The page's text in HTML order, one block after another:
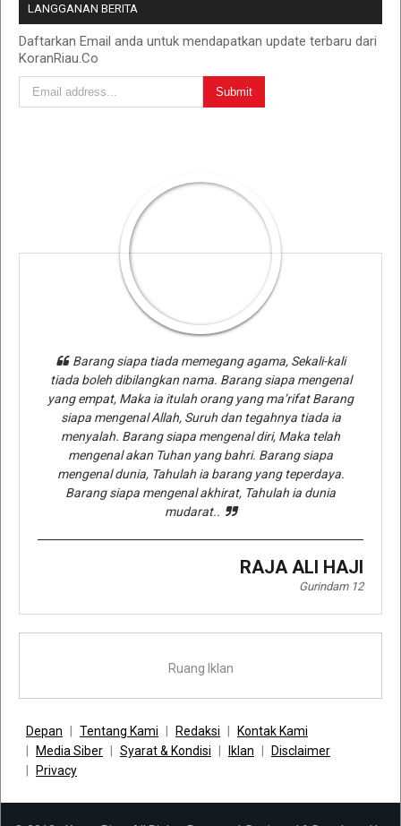
LANGGANAN BERITA
Daftarkan Email anda untuk mendapatkan update terbaru dari
KoranRiau.Co
Barang siapa tiada memegang agama, Sekali-kali
tiada boleh dibilangkan nama. Barang siapa mengenal
yang empat, Maka ia itulah orang yang ma’rifat Barang
siapa mengenal Allah, Suruh dan tegahnya tiada ia
menyalah. Barang siapa mengenal diri, Maka telah
mengenal akan Tuhan yang bahri. Barang siapa
mengenal dunia, Tahulah ia barang yang teperdaya.
Barang siapa mengenal akhirat, Tahulah ia dunia
mudarat..
RAJA ALI HAJI
Gurindam 12
Ruang Iklan
Depan Tentang Kami Redaksi
Kontak Kami
Media Siber
Syarat & Kondisi Iklan
Disclaimer
Privacy